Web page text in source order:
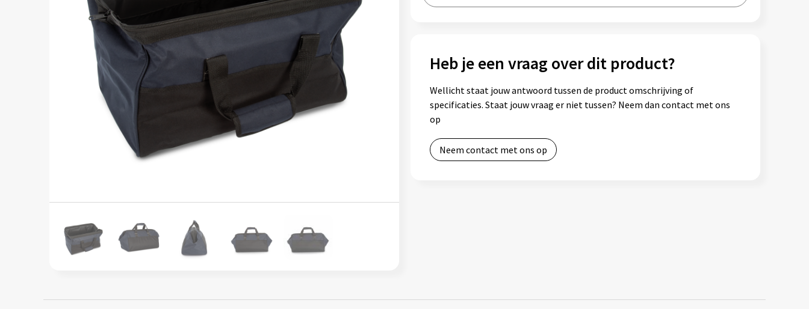
Heb je een vraag over dit product?
Wellicht staat jouw antwoord tussen de product omschrijving of
specificaties. Staat jouw vraag er niet tussen? Neem dan contact met ons
op
Neem contact met ons op